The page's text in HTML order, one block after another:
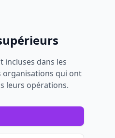
dans les
organisations qui ont
leurs opérations.